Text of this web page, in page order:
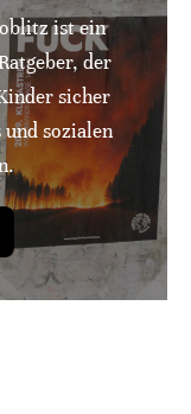
ist ein
der
sicher
sozialen